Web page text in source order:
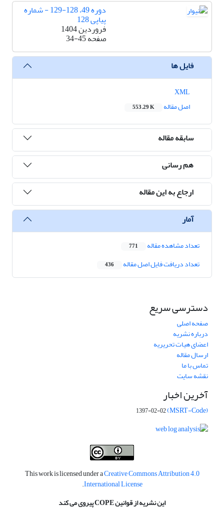
دوره 49، 128-129 - شماره
پیاپی 128
فروردین 1404
صفحه34-45
فایل ها
اصل مقاله
553.29 K
سابقه مقاله
هم رسانی
ارجاع به این مقاله
آمار
تعداد مشاهده مقاله 771
تعداد دریافت فایل اصل مقاله 436
دسترسی سریع
صفحه اصلی
درباره نشریه
اعضای هیات تحریریه
ارسال مقاله
تماس با ما
نقشه سایت
آخرین اخبار
(MSRT-Code)
1397-02-02
This work is licensed under aCreative Commons Attribution 4.0
International License
.
این نشریه از قوانین COPE پیروی می کند